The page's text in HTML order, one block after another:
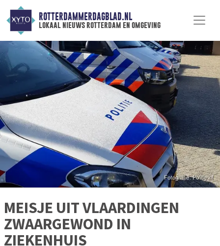
ROTTERDAMMERDAGBLAD.NL
lokaal nieuws rotterdam en omgeving
MEISJE UIT VLAARDINGEN
ZWAARGEWOND IN
ZIEKENHUIS